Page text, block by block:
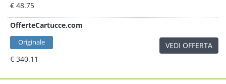
€ 48.75
OfferteCartucce.com
Originale
€ 340.11
VEDI OFFERTA